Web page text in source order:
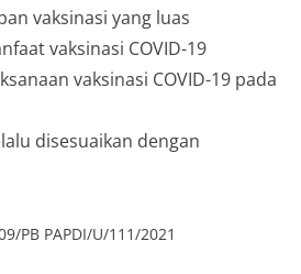
vaksinasi yang luas
vaksinasi COVID-19
vaksinasi COVID-19 pada
disesuaikan dengan
PB PAPDI/U/111/2021